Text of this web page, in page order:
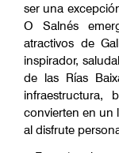
ser una
O Salnés
atractivos de
inspirador,
de las Rías
infraestructura,
convierten en un
al disfrute